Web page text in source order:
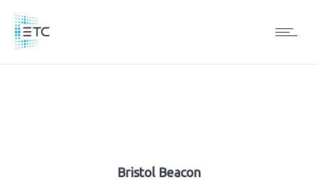
Bristol Beacon